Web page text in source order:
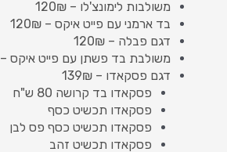
משולבות לימונצ'לו – 120₪
בד ארמני עם פייט איקס – 120₪
דגם פבלה – 120₪
משולבת בד פשתן עם פייט איקס – 120₪
דגם פסקאדו – 139₪
פסקאדו בד קרושה 80 ש"ח
פסקאדו תכשיט כסף
פסקאדו תכשיט כסף פס לבן
פסקאדו תכשיט זהב